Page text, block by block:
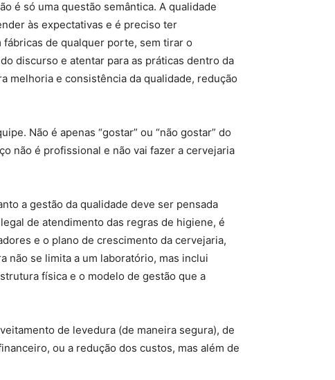
é só uma questão semântica. A qualidade
às expectativas e é preciso ter
de qualquer porte, sem tirar o
discurso e atentar para as práticas dentro da
melhoria e consistência da qualidade, redução
Não é apenas “gostar” ou “não gostar” do
não é profissional e não vai fazer a cervejaria
a gestão da qualidade deve ser pensada
de atendimento das regras de higiene, é
e o plano de crescimento da cervejaria,
não se limita a um laboratório, mas inclui
física e o modelo de gestão que a
de levedura (de maneira segura), de
ou a redução dos custos, mas além de